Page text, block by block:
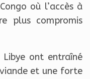
où l’accès à
plus compromis
ont entraîné
et une forte